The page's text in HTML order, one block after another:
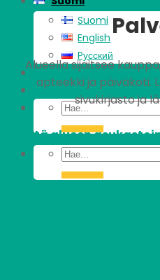
Suomi
English
Pусский
Alueella sijaitsee
apteekki ja päiväkoti.
sivukirjasto ja
Tästä alueen